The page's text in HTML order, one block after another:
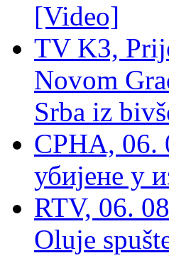
[Video]
TV K3,
Novom
Srba iz
СРНА, 06.
убијене у
RTV, 06.
Oluje